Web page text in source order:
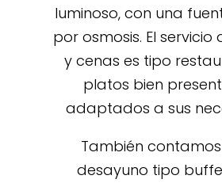
luminoso, con una
por osmosis. El
y cenas es tipo
platos bien
adaptados a sus
También
desayuno tipo